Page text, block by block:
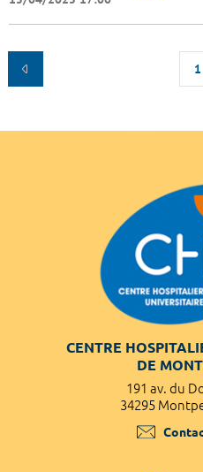
1
CENTRE
DE
191 av. du
34295